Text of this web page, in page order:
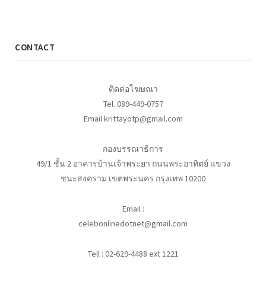
CONTACT
ติดต่อโฆษณา
Tel. 089-449-0757
Email krittayotp@gmail.com
กองบรรณาธิการ
49/1 ชั้น 2 อาคารบ้านเจ้าพระยา ถนนพระอาทิตย์ แขวง
ชนะสงคราม เขตพระนคร กรุงเทพ 10200
Email :
celebonlinedotnet@gmail.com
Tell : 02-629-4488 ext 1221